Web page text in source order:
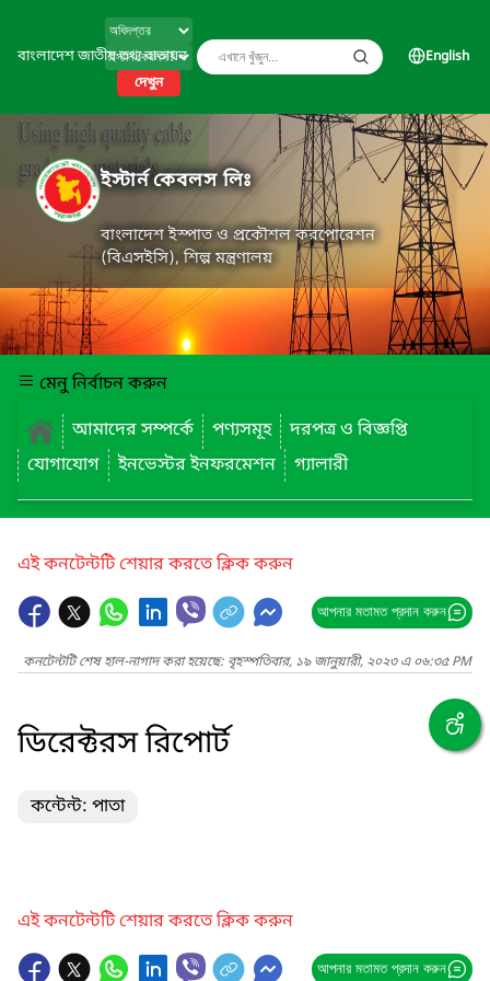
বাংলাদেশ জাতীয় তথ্য বাতায়ন
দেখুন
English
ইস্টার্ন কেবলস লিঃ
বাংলাদেশ ইস্পাত ও প্রকৌশল করপোরেশন
(বিএসইসি), শিল্প মন্ত্রণালয়
মেনু নির্বাচন করুন
আমাদের সম্পর্কে
পণ্যসমূহ
দরপত্র ও বিজ্ঞপ্তি
যোগাযোগ
ইনভেস্টর ইনফরমেশন গ্যালারী
এই কনটেন্টটি শেয়ার করতে ক্লিক করুন
আপনার মতামত প্রদান করুন
কনটেন্টটি শেষ হাল-নাগাদ করা হয়েছে: বৃহস্পতিবার, ১৯ জানুয়ারী, ২০২৩ এ ০৬:৩৫ PM
ডিরেক্টরস রিপোর্ট
কন্টেন্ট: পাতা
এই কনটেন্টটি শেয়ার করতে ক্লিক করুন
আপনার মতামত প্রদান করুন